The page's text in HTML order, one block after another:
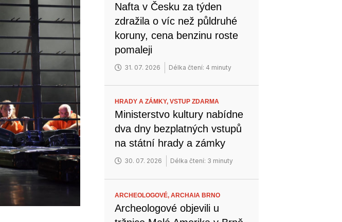
Nafta v Česku za týden
zdražila o víc než půldruhé
koruny, cena benzinu roste
pomaleji
31. 07. 2026 Délka čtení: 4 minuty
HRADY A ZÁMKY,VSTUP ZDARMA
Ministerstvo kultury nabídne
dva dny bezplatných vstupů
na státní hrady a zámky
30. 07. 2026 Délka čtení: 3 minuty
ARCHEOLOGOVÉ,ARCHAIA BRNO
Archeologové objevili u